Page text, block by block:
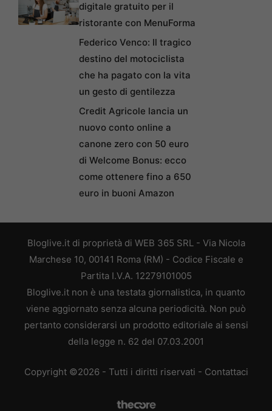
digitale gratuito per il
ristorante con MenuForma
Federico Venco: Il tragico
destino del motociclista
che ha pagato con la vita
un gesto di gentilezza
Credit Agricole lancia un
nuovo conto online a
canone zero con 50 euro
di Welcome Bonus: ecco
come ottenere fino a 650
euro in buoni Amazon
Bloglive.it di proprietà di WEB 365 SRL - Via Nicola
Marchese 10, 00141 Roma (RM) - Codice Fiscale e
Partita I.V.A. 12279101005
Bloglive.it non è una testata giornalistica, in quanto
viene aggiornato senza alcuna periodicità. Non può
pertanto considerarsi un prodotto editoriale ai sensi
della legge n. 62 del 07.03.2001
Copyright ©2026 - Tutti i diritti riservati - Contattaci